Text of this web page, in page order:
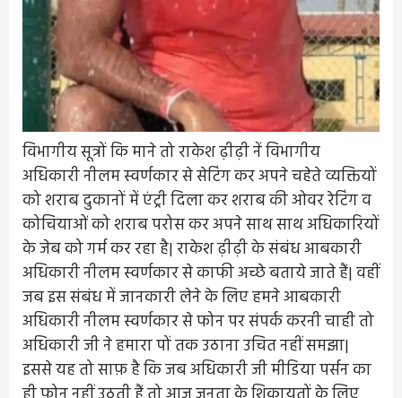
विभागीय सूत्रों कि माने तो राकेश ढ़ीढ़ी नें विभागीय
अधिकारी नीलम स्वर्णकार से सेटिंग कर अपने चहेते व्यक्तियों
को शराब दुकानों में एंट्री दिला कर शराब की ओवर रेटिंग व
कोचियाओं को शराब परोस कर अपने साथ साथ अधिकारियों
के जेब को गर्म कर रहा है| राकेश ढ़ीढ़ी के संबंध आबकारी
अधिकारी नीलम स्वर्णकार से काफी अच्छे बताये जाते हैं| वहीं
जब इस संबंध में जानकारी लेने के लिए हमने आबकारी
अधिकारी नीलम स्वर्णकार से फोन पर संपर्क करनी चाही तो
अधिकारी जी ने हमारा पों तक उठाना उचित नहीं समझा|
इससे यह तो साफ़ है कि जब अधिकारी जी मीडिया पर्सन का